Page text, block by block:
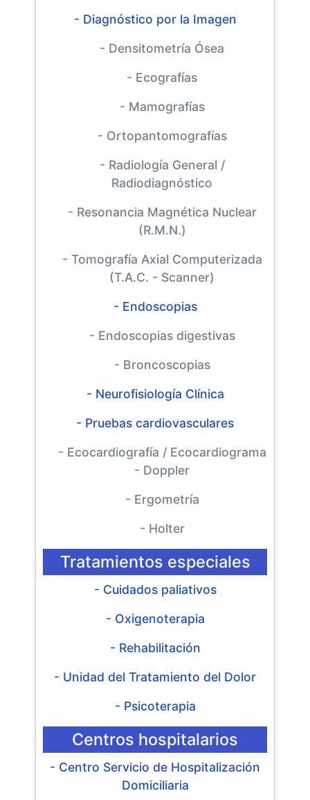
- Diagnóstico por la Imagen
- Densitometría Ósea
- Ecografías
- Mamografías
- Ortopantomografías
- Radiología General /
Radiodiagnóstico
- Resonancia Magnética Nuclear
(R.M.N.)
- Tomografía Axial Computerizada
(T.A.C. - Scanner)
- Endoscopias
- Endoscopias digestivas
- Broncoscopias
- Neurofisiología Clínica
- Pruebas cardiovasculares
- Ecocardiografía / Ecocardiograma
- Doppler
- Ergometría
- Holter
Tratamientos especiales
- Cuidados paliativos
- Oxigenoterapia
- Rehabilitación
- Unidad del Tratamiento del Dolor
- Psicoterapia
Centros hospitalarios
- Centro Servicio de Hospitalización
Domiciliaria